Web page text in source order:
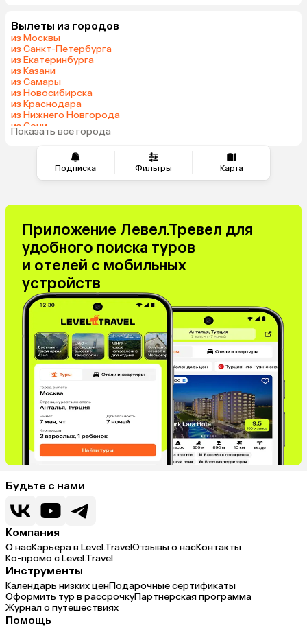
Подписка Фильтры Карта
Беларусь
Шри-Ланка
Азербайджан
Сербия
Киргизия
Саудовская Аравия
Венгрия
Вылеты из городов
из Москвы
из Санкт-Петербурга
из Екатеринбурга
из Казани
из Самары
из Новосибирска
из Краснодара
из Нижнего Новгорода
из Сочи
из Челябинска
Показать все города
Приложение Левел.Тревел для
удобного поиска туров
и отелей с мобильных
устройств
Будьте с нами
Компания
О насКарьера в Level.TravelОтзывы о насКонтакты
Ко-промо с Level.Travel
Инструменты
Календарь низких ценПодарочные сертификаты
Оформить тур в рассрочкуПартнерская программа
Журнал о путешествиях
Помощь